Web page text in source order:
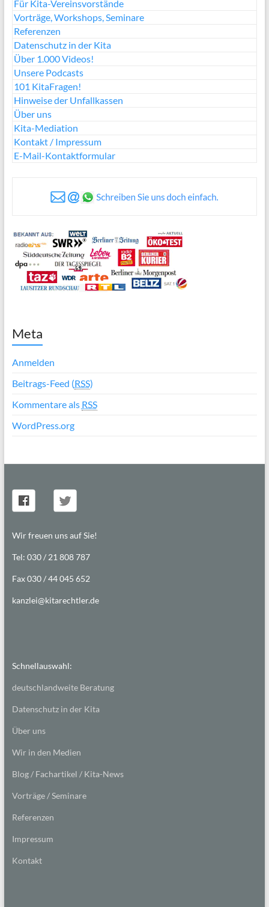
Für Kita-Vereinsvorstände
Vorträge, Workshops, Seminare
Referenzen
Datenschutz in der Kita
Über 1.000 Videos!
Unsere Podcasts
101 KitaFragen!
Hinweise der Unfallkassen
Über uns
Kita-Mediation
Kontakt / Impressum
E-Mail-Kontaktformular
Meta
Anmelden
Beitrags-Feed (RSS)
Kommentare als RSS
WordPress.org
Wir freuen uns auf Sie!
Tel: 030 / 21 808 787
Fax 030 / 44 045 652
kanzlei@kitarechtler.de
Schnellauswahl:
deutschlandweite Beratung
Datenschutz in der Kita
Über uns
Wir in den Medien
Blog / Fachartikel / Kita-News
Vorträge / Seminare
Referenzen
Impressum
Kontakt